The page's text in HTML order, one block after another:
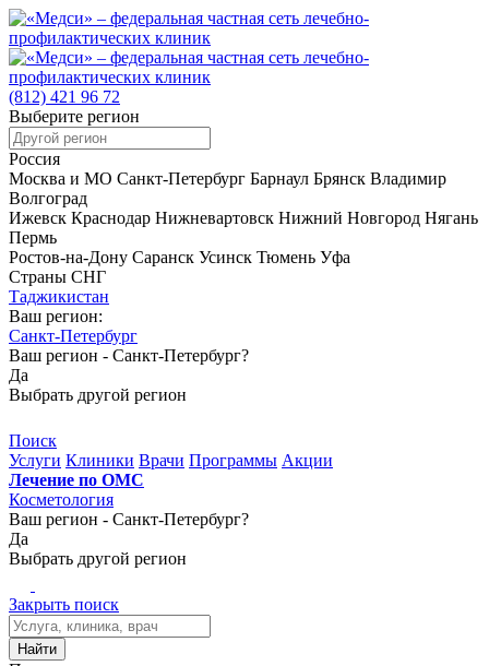
(812) 421 96 72
Выберите регион
Россия
Москва и МО Санкт-Петербург Барнаул Брянск Владимир
Волгоград
Ижевск Краснодар Нижневартовск Нижний Новгород Нягань
Пермь
Ростов-на-Дону Саранск Усинск Тюмень Уфа
Страны СНГ
Таджикистан
Ваш регион:
Санкт-Петербург
Ваш регион - Санкт-Петербург?
Да
Выбрать другой регион
Поиск
Услуги Клиники Врачи Программы Акции
Лечение по ОМС
Косметология
Ваш регион - Санкт-Петербург?
Да
Выбрать другой регион
Закрыть поиск
Найти